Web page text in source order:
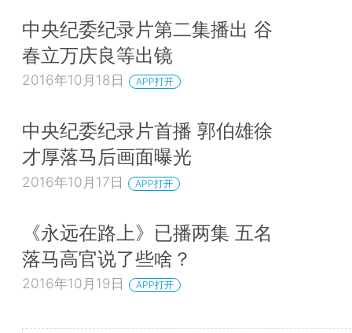
中央纪委纪录片第二集播出 谷
春立万庆良等出镜
2016年10月18日 APP打开
中央纪委纪录片首播 郭伯雄徐
才厚落马后画面曝光
2016年10月17日 APP打开
《永远在路上》已播两集 五名
落马高官说了些啥？
2016年10月19日 APP打开